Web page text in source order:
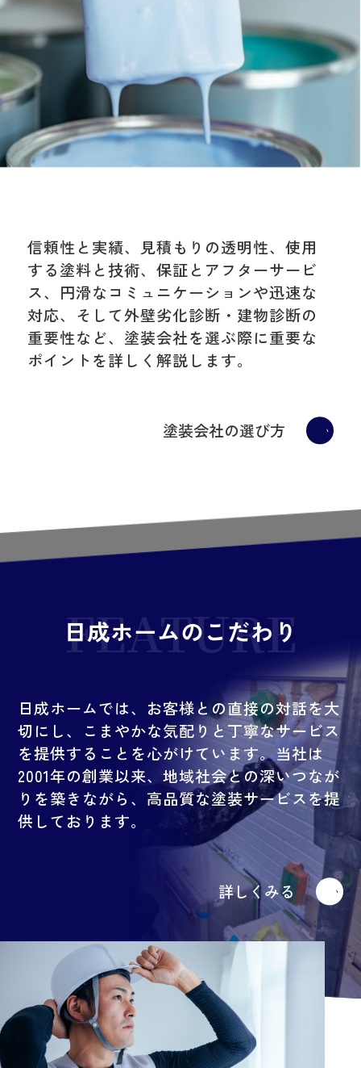
信頼性と実績、見積もりの透明性、使用
する塗料と技術、保証とアフターサービ
ス、円滑なコミュニケーションや迅速な
対応、そして外壁劣化診断・建物診断の
重要性など、塗装会社を選ぶ際に重要な
ポイントを詳しく解説します。
塗装会社の選び方
FEATURE
日成ホームのこだわり
日成ホームでは、お客様との直接の対話を大
切にし、こまやかな気配りと丁寧なサービス
を提供することを心がけています。当社は
2001年の創業以来、地域社会との深いつなが
りを築きながら、高品質な塗装サービスを提
供しております。
詳しくみる